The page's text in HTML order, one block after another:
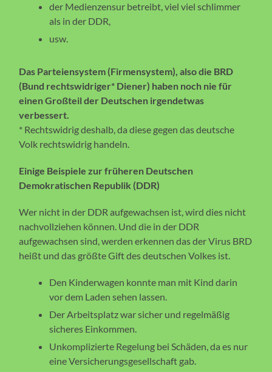
der Medienzensur betreibt, viel viel schlimmer
als in der DDR,
usw.
Das Parteiensystem (Firmensystem), also die BRD
(Bund rechtswidriger* Diener) haben noch nie für
einen Großteil der Deutschen irgendetwas
verbessert.
* Rechtswidrig deshalb, da diese gegen das deutsche
Volk rechtswidrig handeln.
Einige Beispiele zur früheren Deutschen
Demokratischen Republik (DDR)
Wer nicht in der DDR aufgewachsen ist, wird dies nicht
nachvollziehen können. Und die in der DDR
aufgewachsen sind, werden erkennen das der Virus BRD
heißt und das größte Gift des deutschen Volkes ist.
Den Kinderwagen konnte man mit Kind darin
vor dem Laden sehen lassen.
Der Arbeitsplatz war sicher und regelmäßig
sicheres Einkommen.
Unkomplizierte Regelung bei Schäden, da es nur
eine Versicherungsgesellschaft gab.